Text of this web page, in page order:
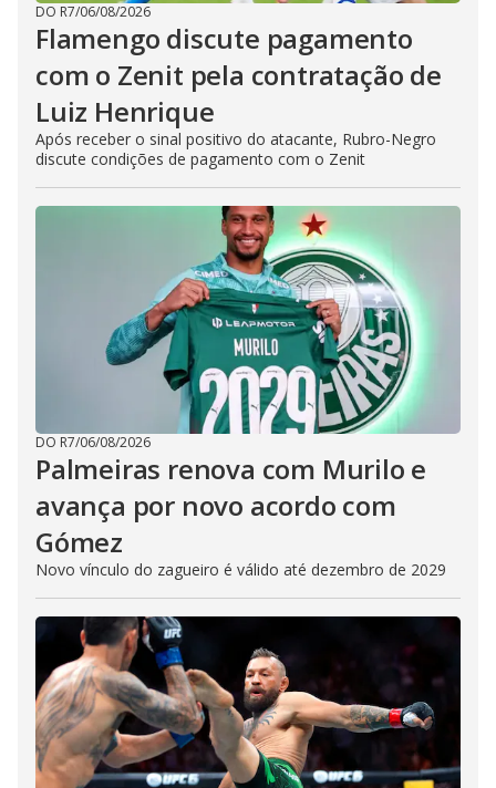
DO R7/06/08/2026
Flamengo discute pagamento
com o Zenit pela contratação de
Luiz Henrique
Após receber o sinal positivo do atacante, Rubro-Negro
discute condições de pagamento com o Zenit
DO R7/06/08/2026
Palmeiras renova com Murilo e
avança por novo acordo com
Gómez
Novo vínculo do zagueiro é válido até dezembro de 2029